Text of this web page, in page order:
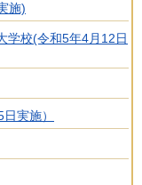
施)
学校(令和5年4月12日
実施）